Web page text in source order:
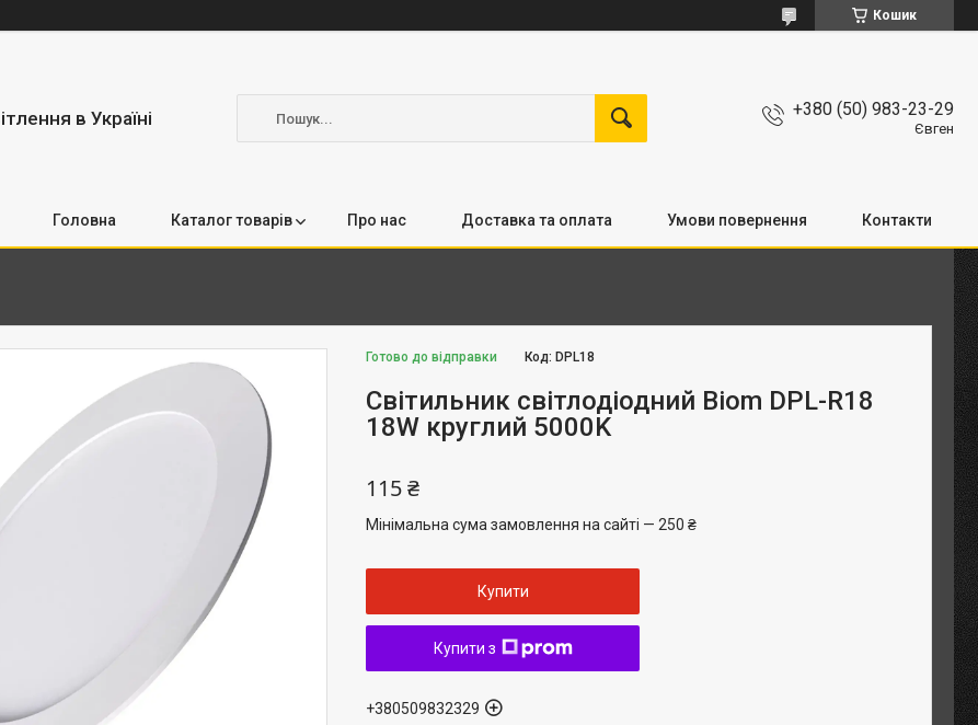
Кошик
в Україні +380 (50) 983-23-29
Євген
Головна Каталог товарів Про нас Доставка та оплата Умови повернення Контакти
Готово до відправки Код: DPL18
Світильник світлодіодний Biom DPL-R18
18W круглий 5000K
115 ₴
Мінімальна сума замовлення на сайті — 250 ₴
Купити
Купити з
+380509832329